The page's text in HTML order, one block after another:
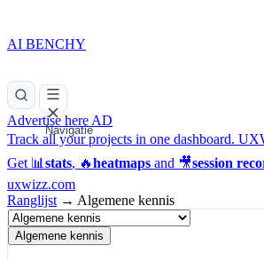
AI BENCHY
Navigatie
Advertise here AD
Track all your projects in one dashboard.
Get 📊 stats, 🔥heatmaps and 🎥session
uxwizz.com
Ranglijst → Algemene kennis
Algemene kennis